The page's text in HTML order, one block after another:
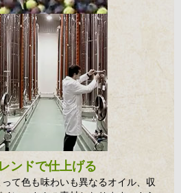
ンドで仕上げる
て色も味わいも異なるオイル、収